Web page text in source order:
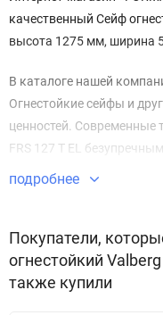
качественный Сейф
высота 1275 мм, ширина
В каталоге нашей
Огнестойкие сейфы и
ценностей. Современные
FRS 127 T EL
имущества.
подробнее
Покупатели,
огнестойкий Valberg
также купили